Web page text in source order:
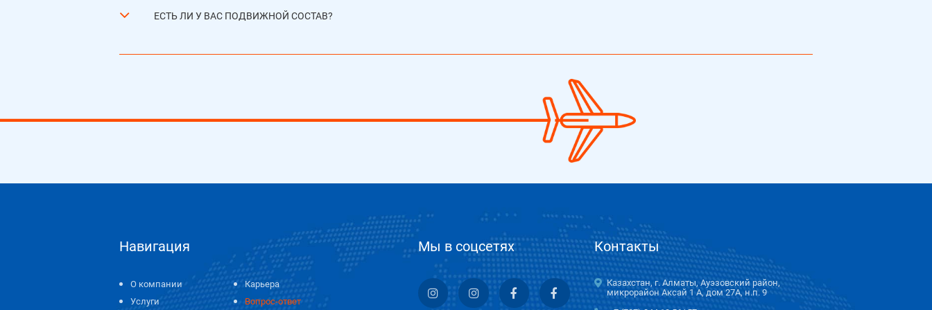
ЕСТЬ ЛИ У ВАС ПОДВИЖНОЙ СОСТАВ?
Навигация
О компании
Услуги
Карьера
Вопрос-ответ
Мы в соцсетях Контакты
Казахстан, г. Алматы, Ауэзовский район,
микрорайон Аксай 1 А, дом 27А, н.п. 9